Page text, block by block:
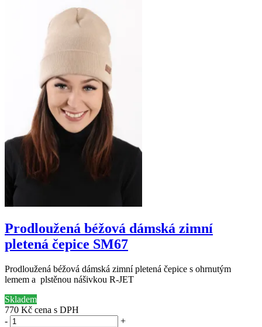
Prodloužená béžová dámská zimní
pletená čepice SM67
Prodloužená béžová dámská zimní pletená čepice s ohrnutým
lemem a plstěnou nášivkou R-JET
Skladem
770 Kč cena s DPH
-
+